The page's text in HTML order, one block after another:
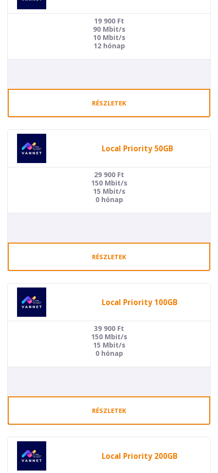
19 900 Ft
90 Mbit/s
10 Mbit/s
12 hónap
RÉSZLETEK
Local Priority 50GB
29 900 Ft
150 Mbit/s
15 Mbit/s
0 hónap
RÉSZLETEK
Local Priority 100GB
39 900 Ft
150 Mbit/s
15 Mbit/s
0 hónap
RÉSZLETEK
Local Priority 200GB